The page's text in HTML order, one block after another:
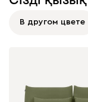
В другом цвете